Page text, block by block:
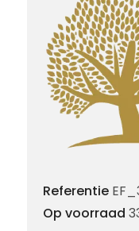
Referentie
Op voorraad